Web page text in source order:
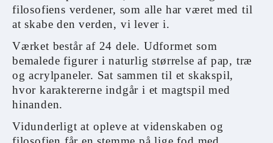
filosofiens verdener, som alle har været med til
at skabe den verden, vi lever i.
Værket består af 24 dele. Udformet som
bemalede figurer i naturlig størrelse af pap, træ
og acrylpaneler. Sat sammen til et skakspil,
hvor karaktererne indgår i et magtspil med
hinanden.
Vidunderligt at opleve at videnskaben og